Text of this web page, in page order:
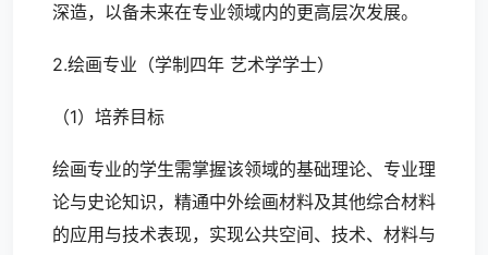
深造，以备未来在专业领域内的更高层次发展。
2.绘画专业（学制四年 艺术学学士）
（1）培养目标
绘画专业的学生需掌握该领域的基础理论、专业理
论与史论知识，精通中外绘画材料及其他综合材料
的应用与技术表现，实现公共空间、技术、材料与